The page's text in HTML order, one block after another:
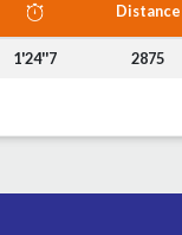
Distance
1'24''7 2875